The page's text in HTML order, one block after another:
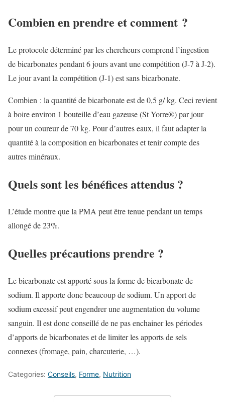
Combien en prendre et comment ?
Le protocole déterminé par les chercheurs comprend l’ingestion
de bicarbonates pendant 6 jours avant une compétition (J-7 à J-2).
Le jour avant la compétition (J-1) est sans bicarbonate.
Combien : la quantité de bicarbonate est de 0,5 g/ kg. Ceci revient
à boire environ 1 bouteille d’eau gazeuse (St Yorre®)par jour
pour un coureur de 70 kg. Pour d’autres eaux, il faut adapter la
quantité à la composition en bicarbonates et tenir compte des
autres minéraux.
Quels sont les bénéfices attendus ?
L’étude montre que la PMA peut être tenue pendant un temps
allongé de 23%.
Quelles précautions prendre ?
Le bicarbonate est apporté sous la forme de bicarbonate de
sodium. Il apporte donc beaucoup de sodium. Un apport de
sodium excessif peut engendrer une augmentation du volume
sanguin. Il est donc conseillé de ne pas enchainer les périodes
d’apports de bicarbonates et de limiter les apports de sels
connexes (fromage, pain, charcuterie, …).
Categories: Conseils, Forme, Nutrition